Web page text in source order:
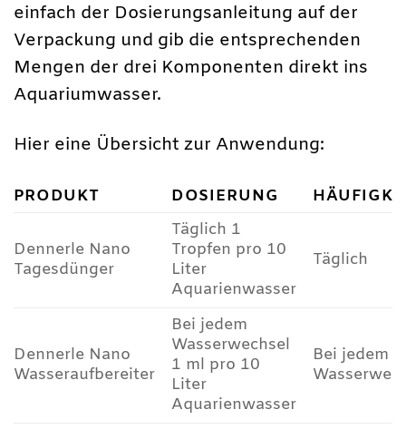
einfach der Dosierungsanleitung auf der
Verpackung und gib die entsprechenden
Mengen der drei Komponenten direkt ins
Aquariumwasser.
Hier eine Übersicht zur Anwendung:
PRODUKT DOSIERUNG
Dennerle Nano
Tagesdünger
Täglich 1
Tropfen pro 10
Liter
Aquarienwasser
Täglich
Dennerle Nano
Wasseraufbereiter
Bei jedem
Wasserwechsel
1 ml pro 10
Liter
Aquarienwasser
Bei jedem